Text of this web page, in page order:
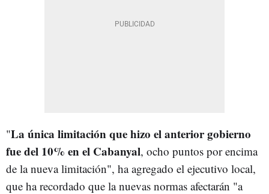
"La única limitación que hizo el anterior gobierno
fue del 10% en el Cabanyal, ocho puntos por encima
de la nueva limitación", ha agregado el ejecutivo local,
que ha recordado que la nuevas normas afectarán "a